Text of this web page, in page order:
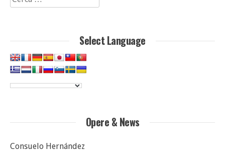
per:
Select Language
Opere & News
Consuelo Hernández